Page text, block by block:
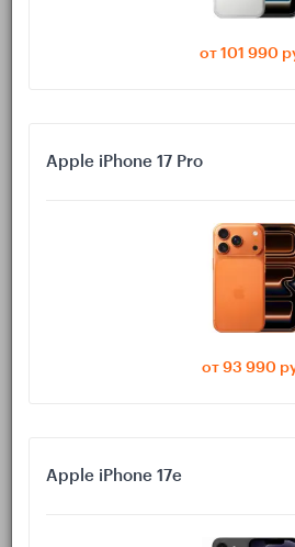
подождать 17 Pro? Разбираем
Игры — лучший стресс‑тест для
направления: бывший флагман
цене), свежий iPhone 16 Pro (с
охлаждения) и будущий iPhone 17
Вопрос один: какой из них даст
FPS при комфортной температуре
держатся через 15–30 минут, когда
от 101 990
Apple iPhone 17 Pro
от 93 990
Apple iPhone 17e